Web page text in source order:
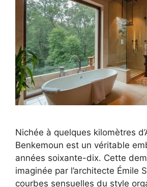
Nichée à quelques kilomètres
Benkemoun est un véritable
années soixante-dix. Cette
imaginée par l’architecte Émile
courbes sensuelles du style